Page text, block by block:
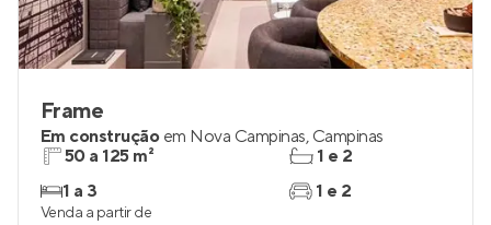
Frame
Em construção em Nova Campinas, Campinas
50 a 125 m²
1 a 3
1 e 2
1 e 2
Venda a partir de